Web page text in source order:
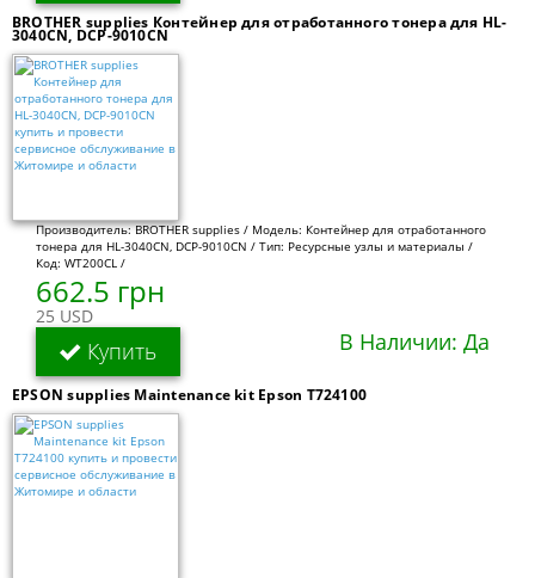
BROTHER supplies Контейнер для отработанного тонера для HL-
3040CN, DCP-9010CN
Производитель: BROTHER supplies / Модель: Контейнер для отработанного
тонера для HL-3040CN, DCP-9010CN / Тип: Ресурсные узлы и материалы /
Код: WT200CL /
662.5 грн
25 USD
Купить В Наличии: Да
EPSON supplies Maintenance kit Epson T724100